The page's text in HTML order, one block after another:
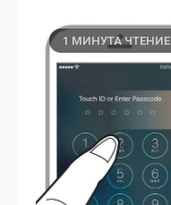
1 МИНУТА ЧТЕНИЕ